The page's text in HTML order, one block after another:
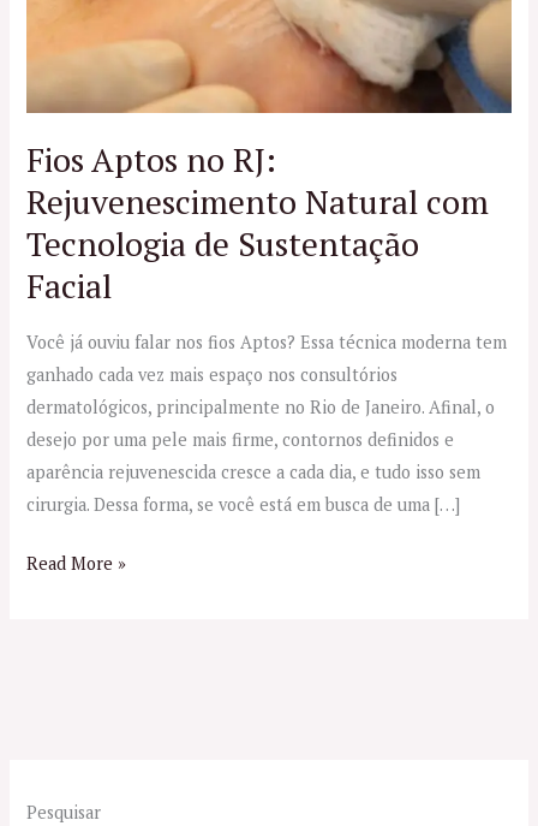
Fios Aptos no RJ:
Rejuvenescimento Natural com
Tecnologia de Sustentação
Facial
Você já ouviu falar nos fios Aptos? Essa técnica moderna tem
ganhado cada vez mais espaço nos consultórios
dermatológicos, principalmente no Rio de Janeiro. Afinal, o
desejo por uma pele mais firme, contornos definidos e
aparência rejuvenescida cresce a cada dia, e tudo isso sem
cirurgia. Dessa forma, se você está em busca de uma […]
Read More »
Pesquisar